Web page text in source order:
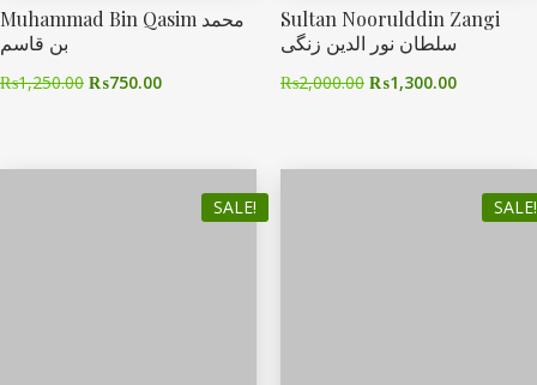
Muhammad Bin Qasim محمد
بن قاسم
₨1,250.00 ₨750.00
Sultan Noorulddin Zangi
سلطان نور الدین زنگی
₨2,000.00 ₨1,300.00
SALE! SALE!